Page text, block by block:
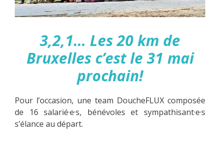
3,2,1… Les 20 km de
Bruxelles c’est le 31 mai
prochain!
Pour l’occasion, une team DoucheFLUX composée
de 16 salarié·e·s, bénévoles et sympathisant·e·s
s’élance au départ.